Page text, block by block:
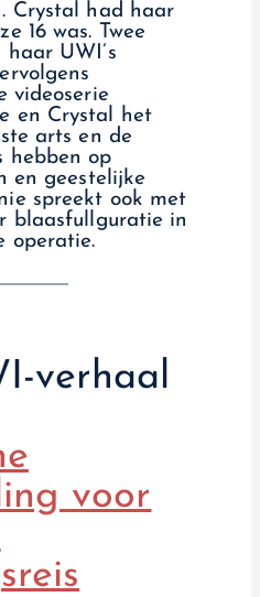
Crystal had haar
16 was. Twee
UWI’s
videoserie
en Crystal het
arts en de
hebben op
en geestelijke
spreekt ook met
blaasfullguratie in
operatie.
verhaal
voor